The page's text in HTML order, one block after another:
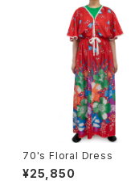
70's Floral Dress
¥25,850